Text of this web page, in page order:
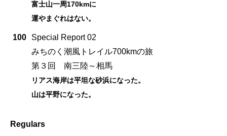
富士山一周170kmに
運やまぐれはない。
100
Special Report 02
みちのく潮風トレイル700kmの旅
第３回 南三陸～相馬
リアス海岸は平坦な砂浜になった。
山は平野になった。
Regulars